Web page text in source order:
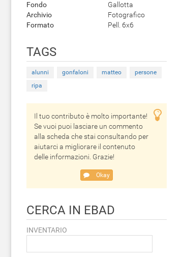
Fondo
Gallotta
Archivio
Fotografico
Formato
Pell. 6x6
TAGS
alunni gonfaloni matteo
persone
ripa
Il tuo contributo è molto importante!
Se vuoi puoi lasciare un commento
alla scheda che stai consultando per
aiutarci a migliorare il contenuto
delle informazioni. Grazie!
Okay
CERCA IN EBAD
INVENTARIO